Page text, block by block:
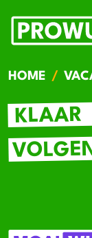
HOME
KLAAR